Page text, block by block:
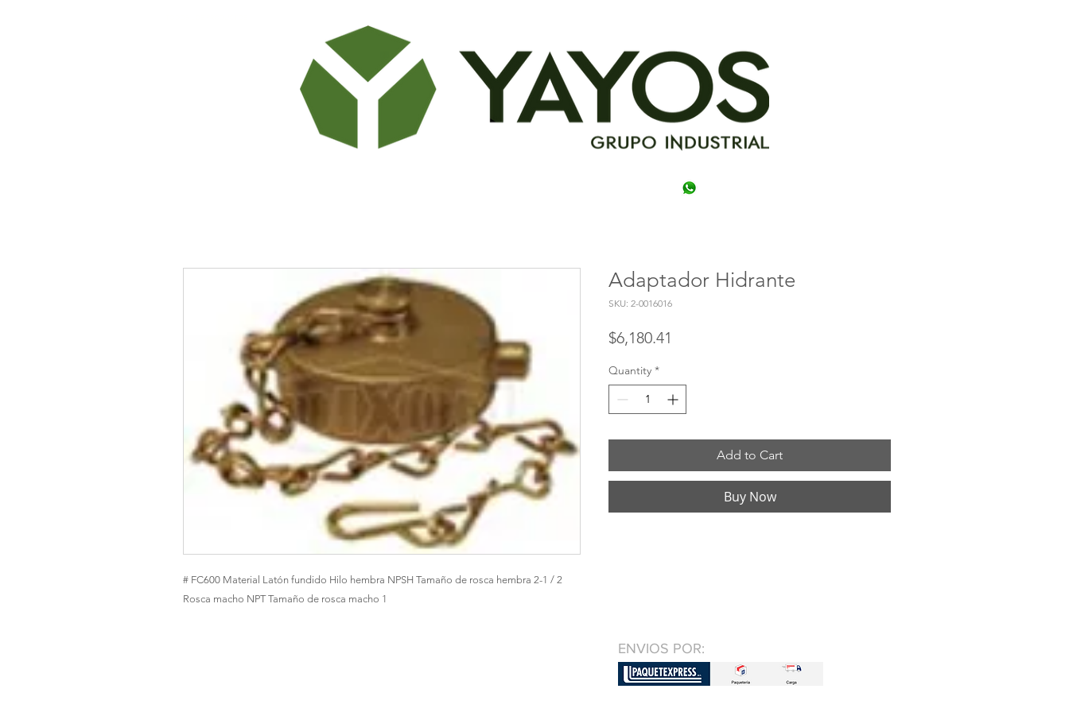
# FC600 Material Latón fundido Hilo hembra NPSH Tamaño de rosca hembra 2-1 / 2
Rosca macho NPT Tamaño de rosca macho 1
Adaptador Hidrante
SKU: 2-0016016
$6,180.41
Quantity *
Add to Cart
Buy Now
ENVIOS POR: